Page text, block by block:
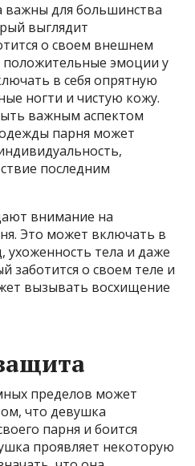
важны для большинства
выглядит
о своем внешнем
эмоции у
в себя опрятную
ногти и чистую кожу.
важным аспектом
парня может
последним
внимание на
Это может включать в
ухоженность тела и даже
заботится о своем теле и
вызывать восхищение
пределов может
что девушка
парня и боится
проявляет некоторую